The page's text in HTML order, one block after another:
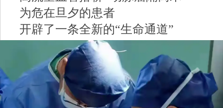
为危在旦夕的患者
开辟了一条全新的“生命通道”